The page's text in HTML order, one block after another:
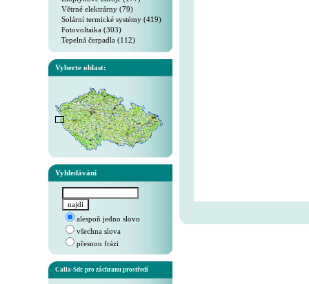
Větrné elektrárny (79)
Solární termické systémy (419)
Fotovoltaika (303)
Tepelná čerpadla (112)
Vyberte oblast:
Vyhledávání
alespoň jedno slovo
všechna slova
přesnou frázi
Calla-Sdr. pro záchranu prostředí